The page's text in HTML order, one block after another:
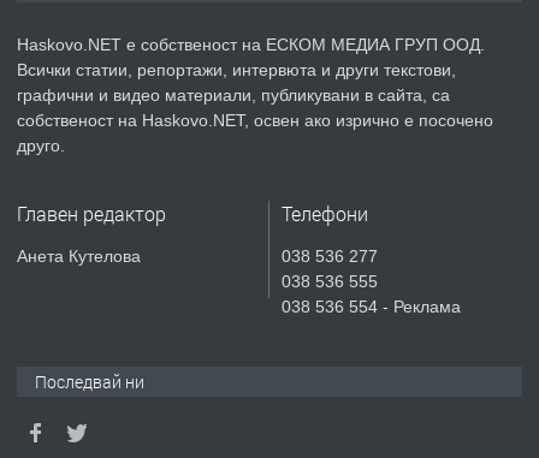
преди 3 дни
ПРЕДЛАГА
Продавам парцел в гр. Хасково кв.
СГЛОБЯВАНЕ НА МЕБЕЛИ.
Haskovo.NET е собственост на ЕСКОМ МЕДИА ГРУП ООД.
Всички статии, репортажи, интервюта и други текстови,
графични и видео материали, публикувани в сайта, са
собственост на Haskovo.NET, освен ако изрично е посочено
друго.
Главен редактор
Анета Кутелова
Телефони
038 536 277
038 536 555
038 536 554 - Реклама
Последвай ни